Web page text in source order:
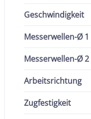
Geschwindigkeit
Messerwellen-Ø 1
Messerwellen-Ø 2
Arbeitsrichtung
Zugfestigkeit